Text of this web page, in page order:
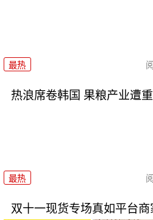
最热
热浪席卷韩国 果粮产业遭重
最热
双十一现货专场真如平台商